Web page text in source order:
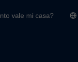
vale mi casa?